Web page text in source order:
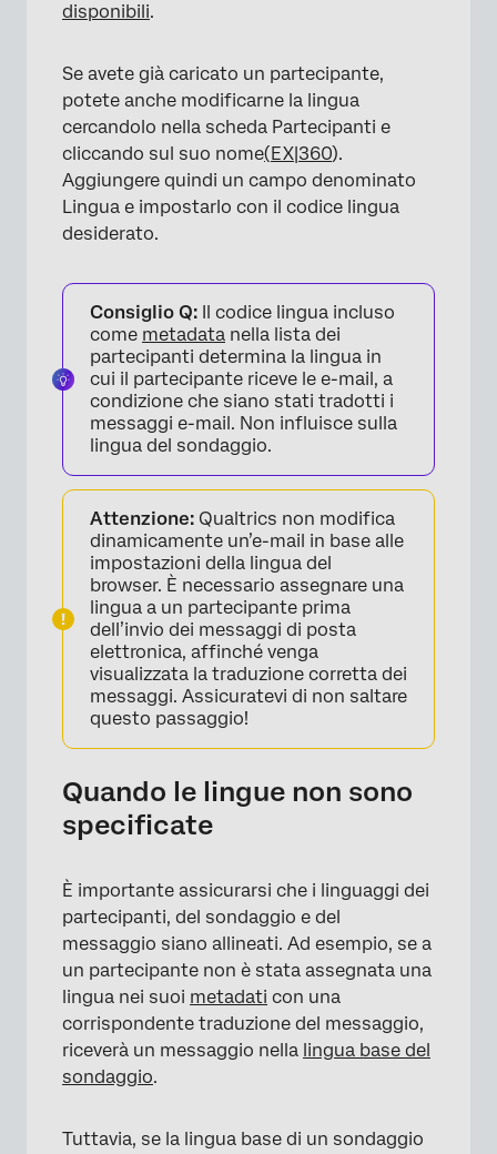
disponibili.
Se avete già caricato un partecipante,
potete anche modificarne la lingua
cercandolo nella scheda Partecipanti e
cliccando sul suo nome(EX|360).
Aggiungere quindi un campo denominato
Lingua e impostarlo con il codice lingua
desiderato.
Consiglio Q: Il codice lingua incluso
come metadata nella lista dei
partecipanti determina la lingua in
cui il partecipante riceve le e-mail, a
condizione che siano stati tradotti i
messaggi e-mail. Non influisce sulla
lingua del sondaggio.
Attenzione: Qualtrics non modifica
dinamicamente un’e-mail in base alle
impostazioni della lingua del
browser. È necessario assegnare una
lingua a un partecipante prima
dell’invio dei messaggi di posta
elettronica, affinché venga
visualizzata la traduzione corretta dei
messaggi. Assicuratevi di non saltare
questo passaggio!
Quando le lingue non sono
specificate
È importante assicurarsi che i linguaggi dei
partecipanti, del sondaggio e del
messaggio siano allineati. Ad esempio, se a
un partecipante non è stata assegnata una
lingua nei suoi metadati con una
corrispondente traduzione del messaggio,
riceverà un messaggio nella lingua base del
sondaggio.
Tuttavia, se la lingua base di un sondaggio